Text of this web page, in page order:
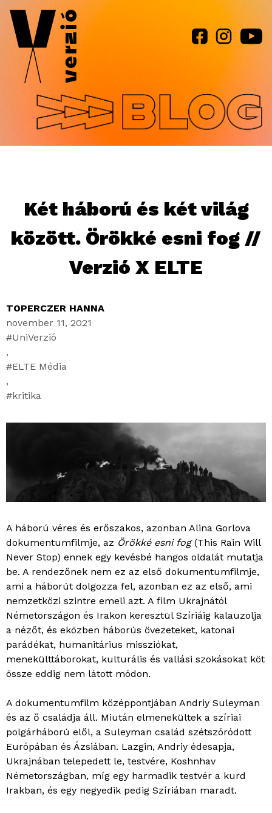
Jump to navigation
Két háború és két világ
között. Örökké esni fog //
Verzió X ELTE
TOPERCZER HANNA
november 11, 2021
UniVerzió
,
ELTE Média
,
kritika
A háború véres és erőszakos, azonban Alina Gorlova
dokumentumfilmje, az Örökké esni fog(This Rain Will
Never Stop) ennek egy kevésbé hangos oldalát mutatja
be. A rendezőnek nem ez az első dokumentumfilmje,
ami a háborút dolgozza fel, azonban ez az első, ami
nemzetközi szintre emeli azt. A film Ukrajnától
Németországon és Irakon keresztül Szíriáig kalauzolja
a nézőt, és eközben háborús övezeteket, katonai
parádékat, humanitárius missziókat,
menekülttáborokat, kulturális és vallási szokásokat köt
össze eddig nem látott módon.
A dokumentumfilm középpontjában Andriy Suleyman
és az ő családja áll. Miután elmenekültek a szíriai
polgárháború elől, a Suleyman család szétszóródott
Európában és Ázsiában. Lazgin, Andriy édesapja,
Ukrajnában telepedett le, testvére, Koshnhav
Németországban, míg egy harmadik testvér a kurd
Irakban, és egy negyedik pedig Szíriában maradt.